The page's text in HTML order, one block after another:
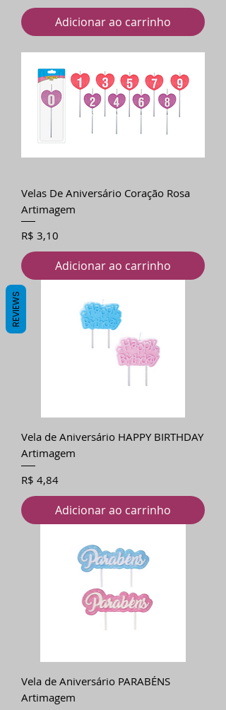
Adicionar ao carrinho
Velas De Aniversário Coração Rosa
Artimagem
Preço
R$ 3,10
Adicionar ao carrinho
Vela de Aniversário HAPPY BIRTHDAY
Artimagem
Preço
R$ 4,84
Adicionar ao carrinho
Vela de Aniversário PARABÉNS
Artimagem
REVIEWS